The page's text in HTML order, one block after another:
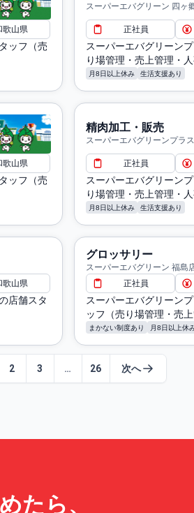
歌山県
ッフ（売
スーパーエバグリーン 四ヶ
市
正社員
スーパーエバグリーン
り場管理・売上管理・人
月8日以上休み 生活支援あり
歌山県
ッフ（売
精肉加工・販売
スーパーエバグリーンプラ
歌山市
正社員
スーパーエバグリーン
り場管理・売上管理・人
月8日以上休み 生活支援あり
歌山県
店舗スタ
グロッサリー
スーパーエバグリーン 福島
正社員
スーパーエバグリーン
ッフ（売り場管理・売
まかない制度あり 月8日以上休
2 3 … 26 次へ
たら、